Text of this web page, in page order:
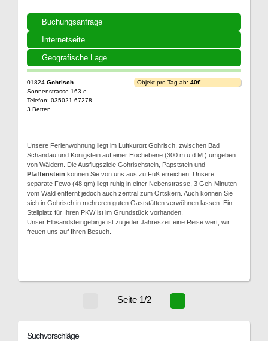
Buchungsanfrage
Internetseite
Geografische Lage
01824 Gohrisch
Sonnenstrasse 163 e
Telefon: 035021 67278
3 Betten
Objekt pro Tag ab: 40€
Unsere Ferienwohnung liegt im Luftkurort Gohrisch, zwischen Bad
Schandau und Königstein auf einer Hochebene (300 m ü.d.M.) umgeben
von Wäldern. Die Ausflugsziele Gohrischstein, Papststein und
Pfaffenstein können Sie von uns aus zu Fuß erreichen. Unsere
separate Fewo (48 qm) liegt ruhig in einer Nebenstrasse, 3 Geh-Minuten
vom Wald entfernt jedoch auch zentral zum Ortskern. Auch können Sie
sich in Gohrisch in mehreren guten Gaststätten verwöhnen lassen. Ein
Stellplatz für Ihren PKW ist im Grundstück vorhanden.
Unser Elbsandsteingebirge ist zu jeder Jahreszeit eine Reise wert, wir
freuen uns auf Ihren Besuch.
Seite 1/2
Suchvorschläge